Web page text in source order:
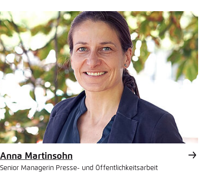
Anna Martinsohn
Senior Managerin Presse- und Öffentlichkeitsarbeit